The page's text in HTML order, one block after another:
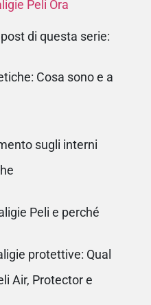
Peli Ora
di questa serie:
Cosa sono e a
sugli interni
Peli e perché
protettive: Qual
Air, Protector e